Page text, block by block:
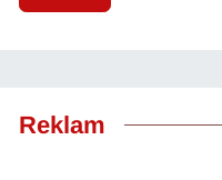
Reklam